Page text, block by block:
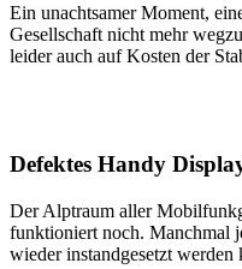
Ein unachtsamer Moment,
Gesellschaft nicht mehr
leider auch auf Kosten der
Defektes Handy
Der Alptraum aller
funktioniert noch. Manchmal
wieder instandgesetzt